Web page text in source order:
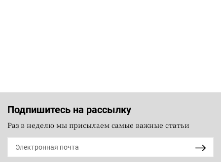
Подпишитесь на рассылку
Раз в неделю мы присылаем самые важные статьи